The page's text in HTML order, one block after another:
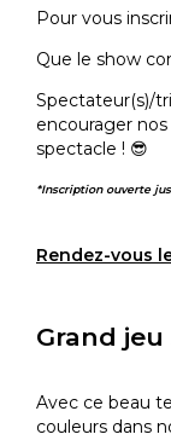
Pour vous
Que le show
Spectateur(s)/
encourager
spectacle ! 😎
*Inscription ouverte
Rendez-vous
Grand jeu
Avec ce beau
couleurs dans